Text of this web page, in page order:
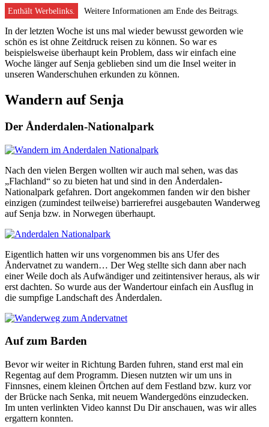
Enthält Werbelinks. Weitere Informationen am Ende des Beitrags.
In der letzten Woche ist uns mal wieder bewusst geworden wie
schön es ist ohne Zeitdruck reisen zu können. So war es
beispielsweise überhaupt kein Problem, dass wir einfach eine
Woche länger auf Senja geblieben sind um die Insel weiter in
unseren Wanderschuhen erkunden zu können.
Wandern auf Senja
Der Ånderdalen-Nationalpark
Nach den vielen Bergen wollten wir auch mal sehen, was das
„Flachland“ so zu bieten hat und sind in den Ånderdalen-
Nationalpark gefahren. Dort angekommen fanden wir den bisher
einzigen (zumindest teilweise) barrierefrei ausgebauten Wanderweg
auf Senja bzw. in Norwegen überhaupt.
Eigentlich hatten wir uns vorgenommen bis ans Ufer des
Åndervatnet zu wandern… Der Weg stellte sich dann aber nach
einer Weile doch als Aufwändiger und zeitintensiver heraus, als wir
erst dachten. So wurde aus der Wandertour einfach ein Ausflug in
die sumpfige Landschaft des Ånderdalen.
Auf zum Barden
Bevor wir weiter in Richtung Barden fuhren, stand erst mal ein
Regentag auf dem Programm. Diesen nutzten wir um uns in
Finnsnes, einem kleinen Örtchen auf dem Festland bzw. kurz vor
der Brücke nach Senka, mit neuem Wandergedöns einzudecken.
Im unten verlinkten Video kannst Du Dir anschauen, was wir alles
ergattern konnten.